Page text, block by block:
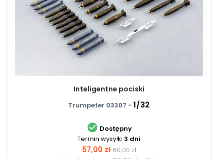
Inteligentne pociski
Trumpeter 03307 - 1/32
 Dostępny
Termin wysyłki 3 dni
Cena
57,00 zł Cena
60,00 zł